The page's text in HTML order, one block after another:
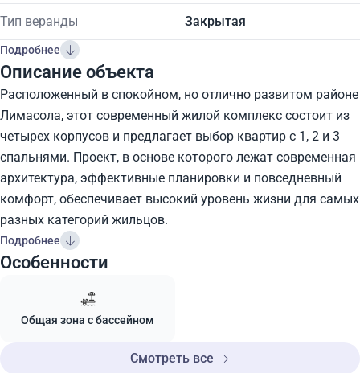
Тип веранды Закрытая
Подробнее
Описание объекта
Расположенный в спокойном, но отлично развитом районе
Лимасола, этот современный жилой комплекс состоит из
четырех корпусов и предлагает выбор квартир с 1, 2 и 3
спальнями. Проект, в основе которого лежат современная
архитектура, эффективные планировки и повседневный
комфорт, обеспечивает высокий уровень жизни для самых
разных категорий жильцов.
Подробнее
Особенности
Общая зона с бассейном
Смотреть все